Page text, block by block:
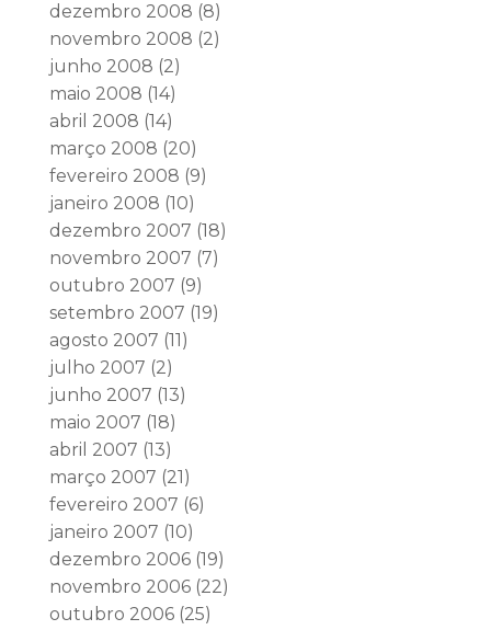
dezembro 2008 (8)
novembro 2008 (2)
junho 2008 (2)
maio 2008 (14)
abril 2008 (14)
março 2008 (20)
fevereiro 2008 (9)
janeiro 2008 (10)
dezembro 2007 (18)
novembro 2007 (7)
outubro 2007 (9)
setembro 2007 (19)
agosto 2007 (11)
julho 2007 (2)
junho 2007 (13)
maio 2007 (18)
abril 2007 (13)
março 2007 (21)
fevereiro 2007 (6)
janeiro 2007 (10)
dezembro 2006(19)
novembro 2006(22)
outubro 2006(25)